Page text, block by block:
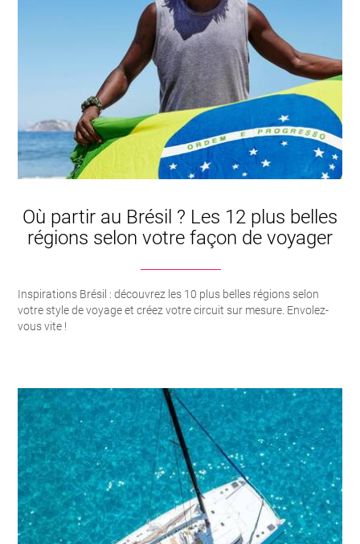
Où partir au Brésil ? Les 12 plus belles
régions selon votre façon de voyager
Inspirations Brésil : découvrez les 10 plus belles régions selon
votre style de voyage et créez votre circuit sur mesure. Envolez-
vous vite !